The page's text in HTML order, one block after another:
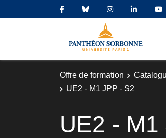
Offre de formation
UE2 - M1 JPP - S2
UE2 -